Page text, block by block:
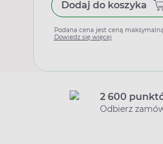
Dodaj do koszyka
Podana cena jest ceną maksymalną
Dowiedz się więcej
2 600
Odbierz